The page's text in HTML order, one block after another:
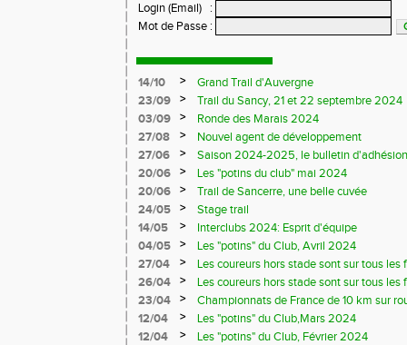
Login (Email)
:
Mot de Passe :
14/10 >
Grand Trail d'Auvergne
23/09
>
Trail du Sancy, 21 et 22 septembre 2024
03/09
>
Ronde des Marais 2024
27/08
>
Nouvel agent de développement
27/06
>
Saison 2024-2025, le bulletin
20/06
>
Les "potins du club" mai 2024
20/06
>
Trail de Sancerre, une belle cuvée
24/05
>
Stage trail
14/05
>
Interclubs 2024: Esprit d'équipe
04/05
>
Les "potins" du Club, Avril 2024
27/04
>
Les coureurs hors stade sont sur tous les
26/04
>
Les coureurs hors stade sont sur tous les
23/04
>
Championnats de France de 10 km sur
12/04
>
Les "potins" du Club,Mars 2024
12/04
>
Les "potins" du Club, Février 2024